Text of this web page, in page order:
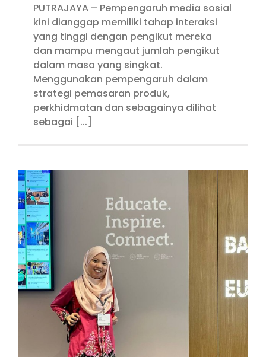
PUTRAJAYA – Pempengaruh media sosial
kini dianggap memiliki tahap interaksi
yang tinggi dengan pengikut mereka
dan mampu mengaut jumlah pengikut
dalam masa yang singkat.
Menggunakan pempengaruh dalam
strategi pemasaran produk,
perkhidmatan dan sebagainya dilihat
sebagai [...]